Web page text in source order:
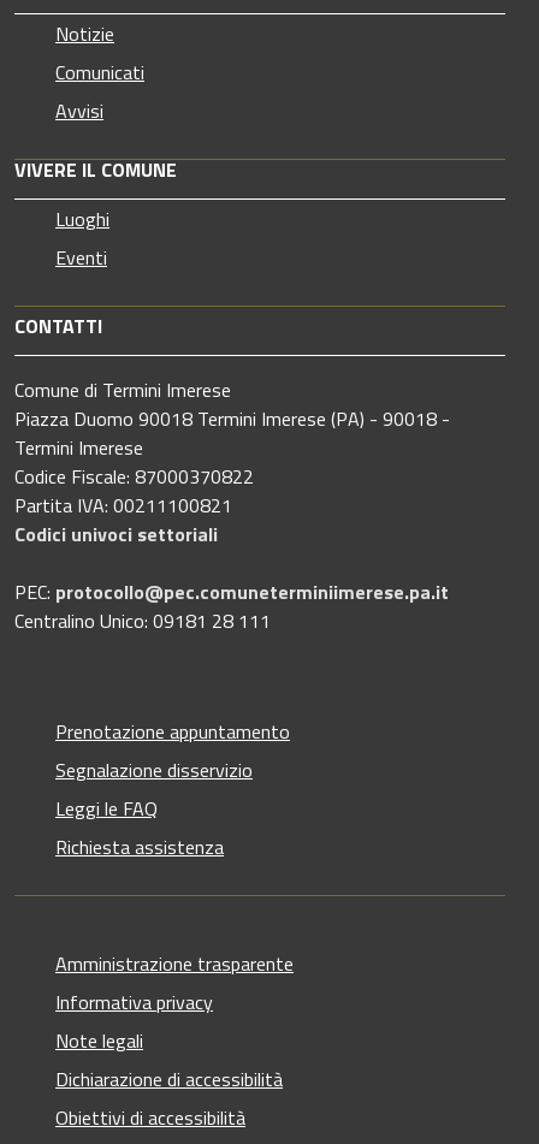
Notizie
Comunicati
Avvisi
VIVERE IL COMUNE
Luoghi
Eventi
CONTATTI
Comune di Termini Imerese
Piazza Duomo 90018 Termini Imerese (PA) - 90018 -
Termini Imerese
Codice Fiscale: 87000370822
Partita IVA: 00211100821
Codici univoci settoriali
PEC: protocollo@pec.comuneterminiimerese.pa.it
Centralino Unico: 09181 28 111
Prenotazione appuntamento
Segnalazione disservizio
Leggi le FAQ
Richiesta assistenza
Amministrazione trasparente
Informativa privacy
Note legali
Dichiarazione di accessibilità
Obiettivi di accessibilità